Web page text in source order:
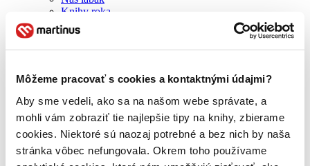
Môžeme pracovať s cookies a kontaktnými údajmi?
Aby sme vedeli, ako sa na našom webe správate, a
mohli vám zobraziť tie najlepšie tipy na knihy, zbierame
cookies. Niektoré sú naozaj potrebné a bez nich by naša
stránka vôbec nefungovala. Okrem toho používame
Knihy roka
Médiá a partneri
Pre médiá
Pre partnerov
Blog
Všetky články na tému: Jack Kerouac
Rukopisný zväzok legendárneho románu Na ceste je ešte
autentickejší a strhujúcejší